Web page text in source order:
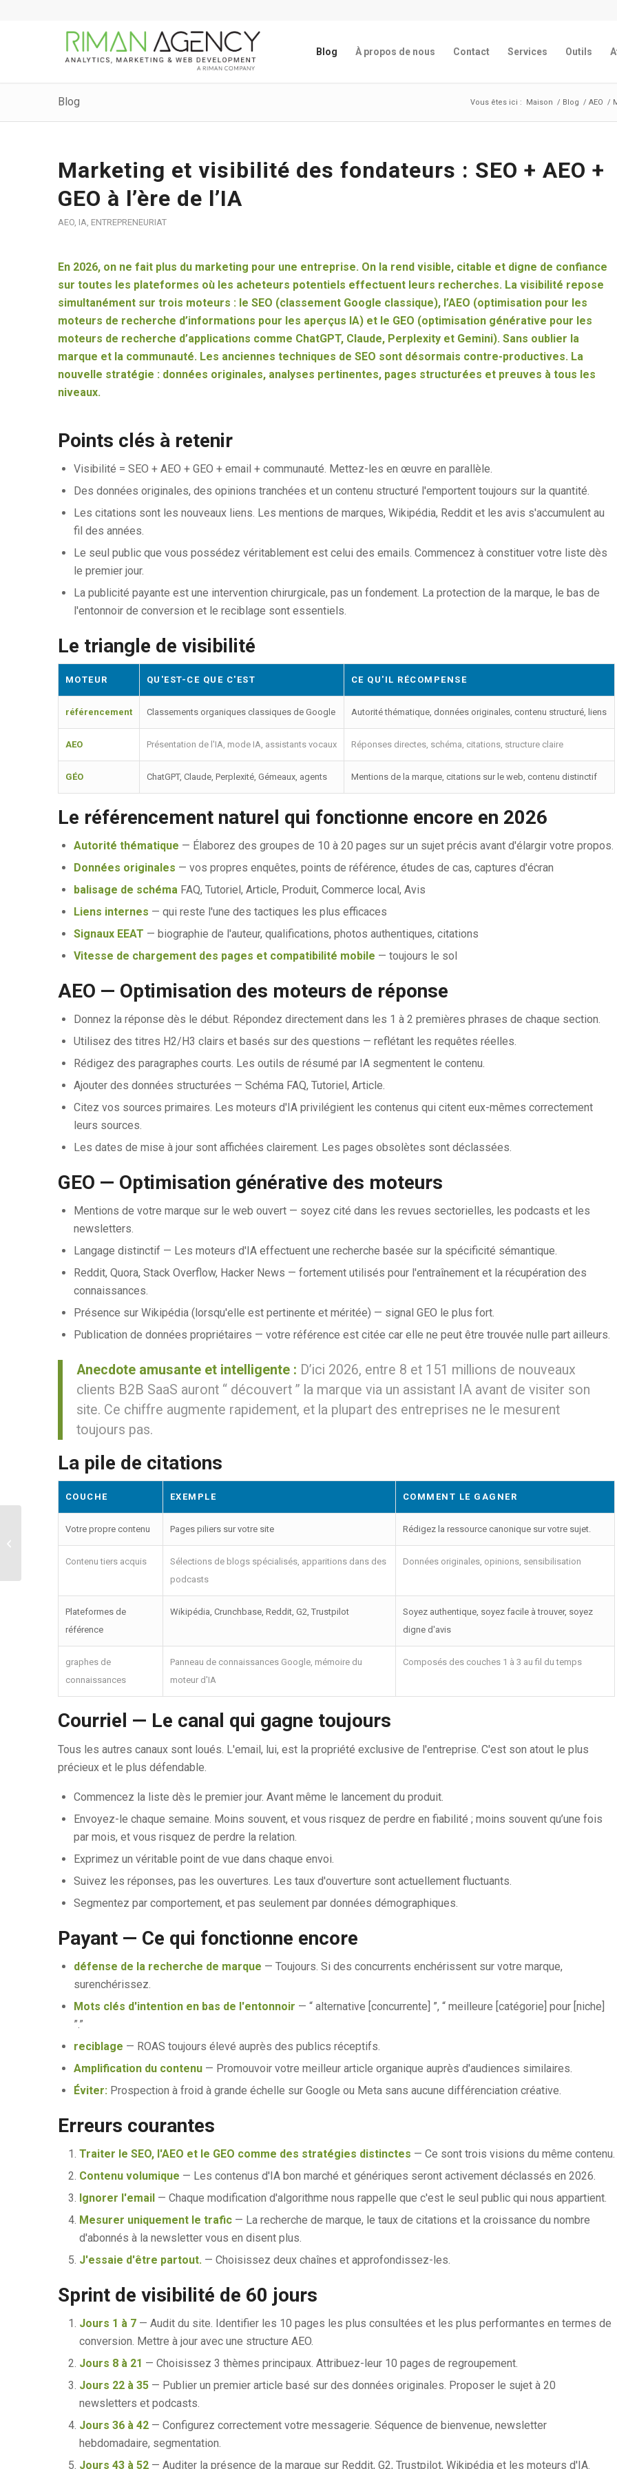
Blog À propos de nous Contact Services Outils
Blog Vous êtes ici : Maison / Blog / AEO /
Marketing et visibilité des fondateurs : SEO + AEO +
GEO à l’ère de l’IA
AEO, IA, ENTREPRENEURIAT
En 2026, on ne fait plus du marketing pour une entreprise. On la rend visible, citable et digne de confiance
sur toutes les plateformes où les acheteurs potentiels effectuent leurs recherches. La visibilité repose
simultanément sur trois moteurs : le SEO (classement Google classique), l’AEO (optimisation pour les
moteurs de recherche d’informations pour les aperçus IA) et le GEO (optimisation générative pour les
moteurs de recherche d’applications comme ChatGPT, Claude, Perplexity et Gemini). Sans oublier la
marque et la communauté. Les anciennes techniques de SEO sont désormais contre-productives. La
nouvelle stratégie : données originales, analyses pertinentes, pages structurées et preuves à tous les
niveaux.
Points clés à retenir
Visibilité = SEO + AEO + GEO + email + communauté. Mettez-les en œuvre en parallèle.
Des données originales, des opinions tranchées et un contenu structuré l'emportent toujours sur la quantité.
Les citations sont les nouveaux liens. Les mentions de marques, Wikipédia, Reddit et les avis s'accumulent au
fil des années.
Le seul public que vous possédez véritablement est celui des emails. Commencez à constituer votre liste dès
le premier jour.
La publicité payante est une intervention chirurgicale, pas un fondement. La protection de la marque, le bas de
l'entonnoir de conversion et le reciblage sont essentiels.
Le triangle de visibilité
MOTEUR QU'EST-CE QUE C'EST CE QU'IL RÉCOMPENSE
référencement Classements organiques classiques de Google Autorité thématique, données originales, contenu structuré, liens
AEO Présentation de l'IA, mode IA, assistants vocaux Réponses directes, schéma, citations, structure claire
GÉO ChatGPT, Claude, Perplexité, Gémeaux, agents Mentions de la marque, citations sur le web, contenu distinctif
Le référencement naturel qui fonctionne encore en 2026
Autorité thématique — Élaborez des groupes de 10 à 20 pages sur un sujet précis avant d'élargir votre propos.
Données originales — vos propres enquêtes, points de référence, études de cas, captures d'écran
balisage de schéma FAQ, Tutoriel, Article, Produit, Commerce local, Avis
Liens internes — qui reste l'une des tactiques les plus efficaces
Signaux EEAT — biographie de l'auteur, qualifications, photos authentiques, citations
Vitesse de chargement des pages et compatibilité mobile — toujours le sol
AEO — Optimisation des moteurs de réponse
Donnez la réponse dès le début. Répondez directement dans les 1 à 2 premières phrases de chaque section.
Utilisez des titres H2/H3 clairs et basés sur des questions — reflétant les requêtes réelles.
Rédigez des paragraphes courts. Les outils de résumé par IA segmentent le contenu.
Ajouter des données structurées — Schéma FAQ, Tutoriel, Article.
Citez vos sources primaires. Les moteurs d'IA privilégient les contenus qui citent eux-mêmes correctement
leurs sources.
Les dates de mise à jour sont affichées clairement. Les pages obsolètes sont déclassées.
GEO — Optimisation générative des moteurs
Mentions de votre marque sur le web ouvert — soyez cité dans les revues sectorielles, les podcasts et les
newsletters.
Langage distinctif — Les moteurs d'IA effectuent une recherche basée sur la spécificité sémantique.
Reddit, Quora, Stack Overflow, Hacker News — fortement utilisés pour l'entraînement et la récupération des
connaissances.
Présence sur Wikipédia (lorsqu'elle est pertinente et méritée) — signal GEO le plus fort.
Publication de données propriétaires — votre référence est citée car elle ne peut être trouvée nulle part ailleurs.
Anecdote amusante et intelligente : D’ici 2026, entre 8 et 151 millions de nouveaux
clients B2B SaaS auront “ découvert ” la marque via un assistant IA avant de visiter son
site. Ce chiffre augmente rapidement, et la plupart des entreprises ne le mesurent
toujours pas.
La pile de citations
COUCHE EXEMPLE COMMENT LE GAGNER
Votre propre contenu Pages piliers sur votre site Rédigez la ressource canonique sur votre sujet.
Contenu tiers acquis
Sélections de blogs spécialisés, apparitions dans des
podcasts
Données originales, opinions, sensibilisation
Plateformes de
référence
Wikipédia, Crunchbase, Reddit, G2, Trustpilot
Soyez authentique, soyez facile à trouver, soyez
digne d'avis
graphes de
connaissances
Panneau de connaissances Google, mémoire du
moteur d'IA
Composés des couches 1 à 3 au fil du temps
Courriel — Le canal qui gagne toujours
Tous les autres canaux sont loués. L'email, lui, est la propriété exclusive de l'entreprise. C'est son atout le plus
précieux et le plus défendable.
Commencez la liste dès le premier jour. Avant même le lancement du produit.
Envoyez-le chaque semaine. Moins souvent, et vous risquez de perdre en fiabilité ; moins souvent qu’une fois
par mois, et vous risquez de perdre la relation.
Exprimez un véritable point de vue dans chaque envoi.
Suivez les réponses, pas les ouvertures. Les taux d'ouverture sont actuellement fluctuants.
Segmentez par comportement, et pas seulement par données démographiques.
Payant — Ce qui fonctionne encore
défense de la recherche de marque — Toujours. Si des concurrents enchérissent sur votre marque,
surenchérissez.
Mots clés d'intention en bas de l'entonnoir — “ alternative [concurrente] ”, “ meilleure [catégorie] pour [niche]
”.”
reciblage — ROAS toujours élevé auprès des publics réceptifs.
Amplification du contenu— Promouvoir votre meilleur article organique auprès d'audiences similaires.
Éviter: Prospection à froid à grande échelle sur Google ou Meta sans aucune différenciation créative.
Erreurs courantes
Traiter le SEO, l'AEO et le GEO comme des stratégies distinctes — Ce sont trois visions du même contenu.
Contenu volumique — Les contenus d'IA bon marché et génériques seront activement déclassés en 2026.
Ignorer l'email— Chaque modification d'algorithme nous rappelle que c'est le seul public qui nous appartient.
Mesurer uniquement le trafic— La recherche de marque, le taux de citations et la croissance du nombre
d'abonnés à la newsletter vous en disent plus.
J'essaie d'être partout. — Choisissez deux chaînes et approfondissez-les.
Sprint de visibilité de 60 jours
Jours 1 à 7— Audit du site. Identifier les 10 pages les plus consultées et les plus performantes en termes de
conversion. Mettre à jour avec une structure AEO.
Jours 8 à 21 — Choisissez 3 thèmes principaux. Attribuez-leur 10 pages de regroupement.
Jours 22 à 35— Publier un premier article basé sur des données originales. Proposer le sujet à 20
newsletters et podcasts.
Jours 36 à 42— Configurez correctement votre messagerie. Séquence de bienvenue, newsletter
hebdomadaire, segmentation.
Jours 43 à 52— Auditer la présence de la marque sur Reddit, G2, Trustpilot, Wikipédia et les moteurs d'IA.
Création de produits natifs d'IA : au-